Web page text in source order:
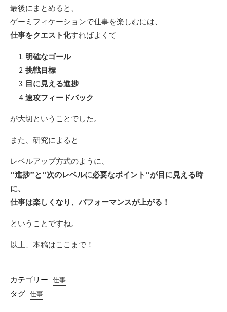
最後にまとめると、
ゲーミフィケーションで仕事を楽しむには、
仕事をクエスト化すればよくて
明確なゴール
挑戦目標
目に見える進捗
速攻フィードバック
が大切ということでした。
また、研究によると
レベルアップ方式のように、
”進捗”と”次のレベルに必要なポイント”が目に見える時
に、
仕事は楽しくなり、パフォーマンスが上がる！
ということですね。
以上、本稿はここまで！
カテゴリー: 仕事
タグ: 仕事